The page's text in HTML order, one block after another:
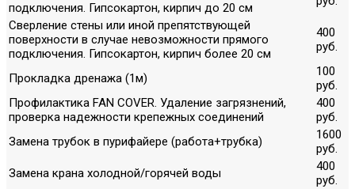
подключения. Гипсокартон, кирпич до 20 см
Сверление стены или иной препятствующей
поверхности в случае невозможности прямого
подключения. Гипсокартон, кирпич более 20 см
400
руб.
Прокладка дренажа (1м)
100
руб.
Профилактика FAN COVER. Удаление загрязнений,
проверка надежности крепежных соединений
400
руб.
Замена трубок в пурифайере (работа+трубка)
1600
руб.
Замена крана холодной/горячей воды
400
руб.